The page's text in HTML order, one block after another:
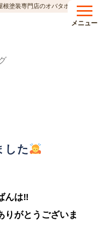
根塗装専門店のオバタホーム
メニュー
した
んは‼︎
りがとうございま